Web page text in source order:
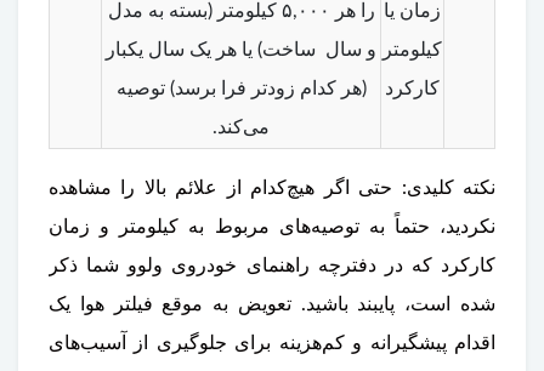
زمان یا
کیلومتر
کارکرد
را هر ۵,۰۰۰ کیلومتر (بسته به مدل
و سال ساخت) یا هر یک سال یکبار
(هر کدام زودتر فرا برسد) توصیه
می‌کند.
نکته کلیدی: حتی اگر هیچ‌کدام از علائم بالا را مشاهده
نکردید، حتماً به توصیه‌های مربوط به کیلومتر و زمان
کارکرد که در دفترچه راهنمای خودروی ولوو شما ذکر
شده است، پایبند باشید. تعویض به موقع فیلتر هوا یک
اقدام پیشگیرانه و کم‌هزینه برای جلوگیری از آسیب‌های